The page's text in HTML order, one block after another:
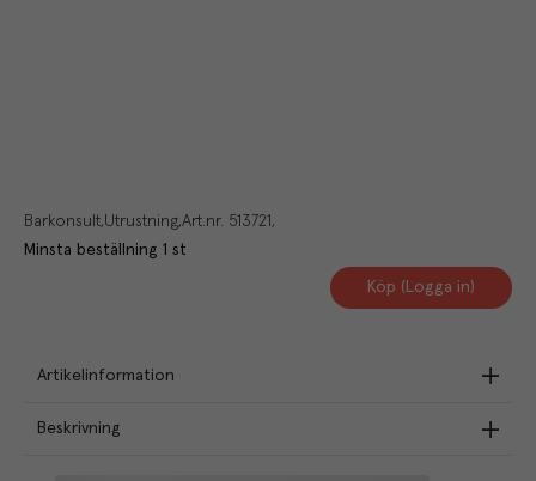
Barkonsult Utrustning Art.nr. 513721
Minsta beställning 1 st
Köp (Logga in)
Artikelinformation
Beskrivning